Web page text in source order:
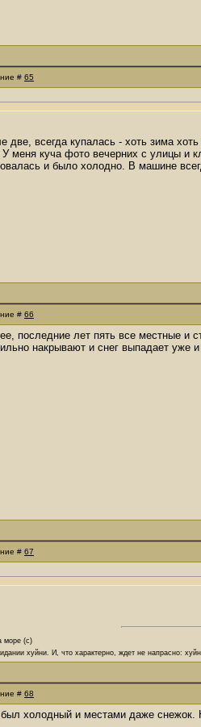
# 65
две, всегда купалась - хоть зима
меня куча фото вечерних с улицы и
и было холодно. В машине
# 66
последние лет пять все местные и
накрывают и снег выпадает уже и
# 67
море (с)
хуйни. И, что характерно, ждет не напрасно:
# 68
холодный и местами даже снежок.